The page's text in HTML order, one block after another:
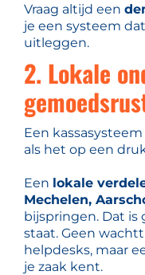
Vraag altijd een
je een systeem
uitleggen.
2. Lokale
Een
als het op een
Een lokale
Mechelen,
bijspringen. Dat is
staat. Geen
helpdesks, maar
je zaak kent.